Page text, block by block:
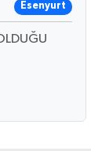
Esenyurt